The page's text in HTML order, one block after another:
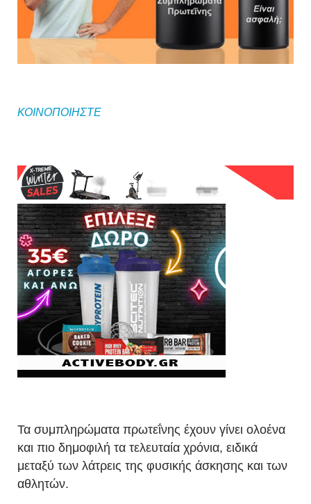
ΚΟΙΝΟΠΟΙΗΣΤΕ
Τα συμπληρώματα πρωτεΐνης έχουν γίνει ολοένα
και πιο δημοφιλή τα τελευταία χρόνια, ειδικά
μεταξύ των λάτρεις της φυσικής άσκησης και των
αθλητών.